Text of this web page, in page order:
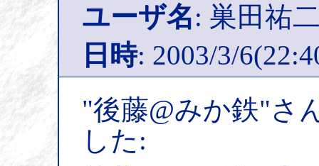
ユーザ名: 巣田祐
日時: 2003/3/
"後藤@みか鉄"さ
した: